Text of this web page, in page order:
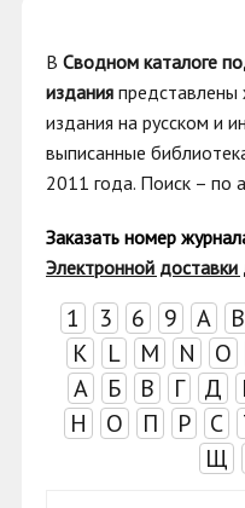
В Сводном каталоге
издания
издания на русском и
выписанные
2011 года. Поиск – по
Заказать номер
Электронной
1 3 6 9 A B
K
L M N O
А
Б В Г Д
Н
О П Р С
Щ